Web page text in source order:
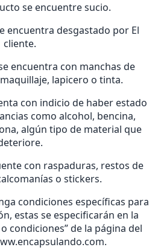
se encuentre sucio.
encuentra desgastado por El
cliente.
encuentra con manchas de
lapicero o tinta.
con indicio de haber estado
como alcohol, bencina,
algún tipo de material que
con raspaduras, restos de
o stickers.
condiciones específicas para
estas se especificarán en la
condiciones” de la página del